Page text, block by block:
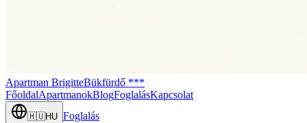
Apartman BrigitteBükfürdő ***
FőoldalApartmanokBlogFoglalásKapcsolat
🇭🇺HU Foglalás